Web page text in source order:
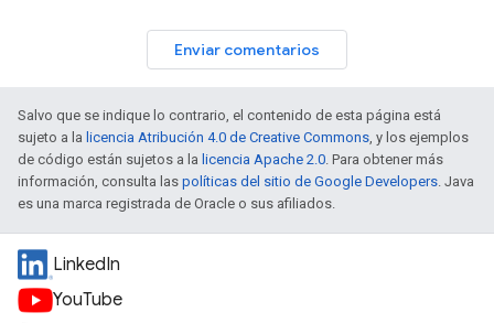
Enviar comentarios
Salvo que se indique lo contrario, el contenido de esta página está
sujeto a la licencia Atribución 4.0 de Creative Commons, y los ejemplos
de código están sujetos a la licencia Apache 2.0. Para obtener más
información, consulta las políticas del sitio de Google Developers. Java
es una marca registrada de Oracle o sus afiliados.
LinkedIn
YouTube